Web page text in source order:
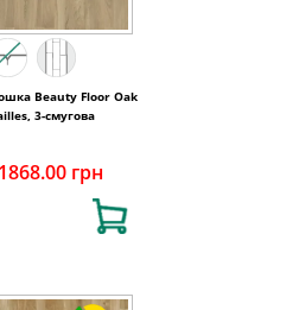
Beauty Floor Oak
3-смугова
1868.00 грн